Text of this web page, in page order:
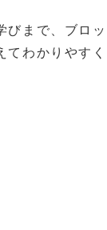
びまで、ブロ
わかりやす